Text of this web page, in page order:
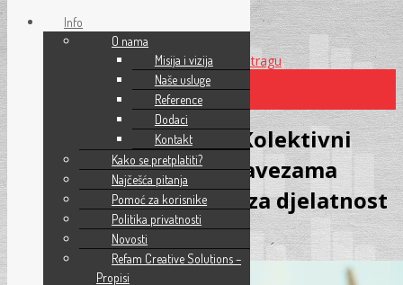
Preskoči na glavni sadržaj Preskoči na pretragu
Stupio na snagu novi Kolektivni
ugovor o pravima i obavezama
poslodavaca i radnika za djelatnost
građevinarstva u FBiH
Info
O nama
Misija i vizija
Naše usluge
Reference
Dodaci
Kontakt
Kako se pretplatiti?
Najčešća pitanja
Pomoć za korisnike
Politika privatnosti
Novosti
Refam Creative Solutions –
Propisi